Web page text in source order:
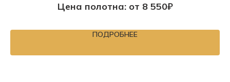
Цена полотна: от 8 550₽
ПОДРОБНЕЕ